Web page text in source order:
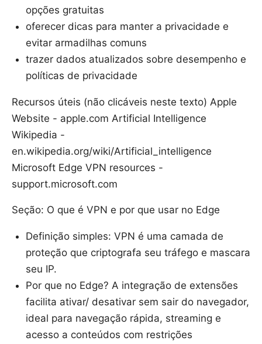
opções gratuitas
oferecer dicas para manter a privacidade e
evitar armadilhas comuns
trazer dados atualizados sobre desempenho e
políticas de privacidade
Recursos úteis (não clicáveis neste texto) Apple
Website - apple.com Artificial Intelligence
Wikipedia -
en.wikipedia.org/wiki/Artificial_intelligence
Microsoft Edge VPN resources -
support.microsoft.com
Seção: O que é VPN e por que usar no Edge
Definição simples: VPN é uma camada de
proteção que criptografa seu tráfego e mascara
seu IP.
Por que no Edge? A integração de extensões
facilita ativar/ desativar sem sair do navegador,
ideal para navegação rápida, streaming e
acesso a conteúdos com restrições